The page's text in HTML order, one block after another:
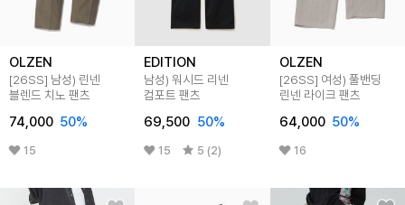
OLZEN
[26SS] 남성) 린넨
블렌드 치노 팬츠
74,000 50%
15
EDITION
남성) 워시드 리넨
컴포트 팬츠
69,500 50%
15 5 (2)
OLZEN
[26SS] 여성) 풀밴딩
린넨 라이크 팬츠
64,000 50%
16